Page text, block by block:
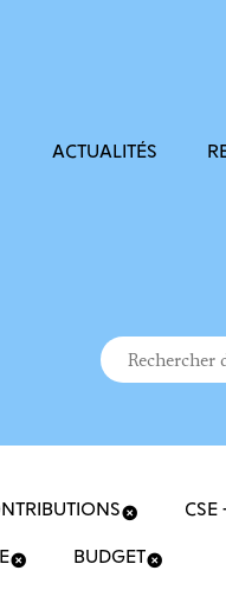
ACTUALITÉS
Recherche
Rechercher
CSE
BUDGET